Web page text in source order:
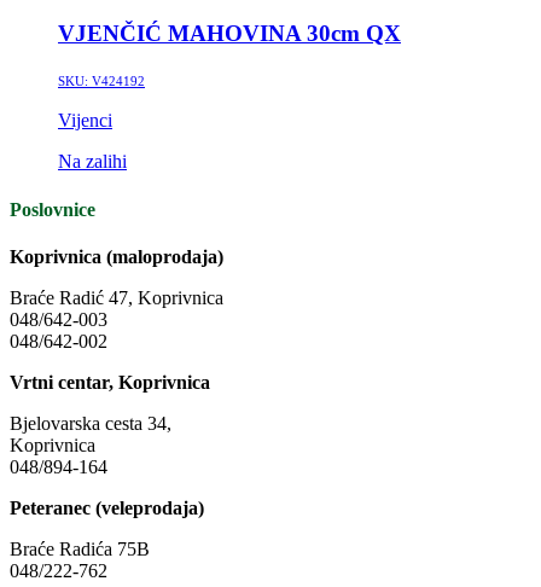
VJENČIĆ MAHOVINA 30cm QX
SKU: V424192
Vijenci
Na zalihi
Poslovnice
Koprivnica (maloprodaja)
Braće Radić 47, Koprivnica
048/642-003
048/642-002
Vrtni centar, Koprivnica
Bjelovarska cesta 34,
Koprivnica
048/894-164
Peteranec (veleprodaja)
Braće Radića 75B
048/222-762